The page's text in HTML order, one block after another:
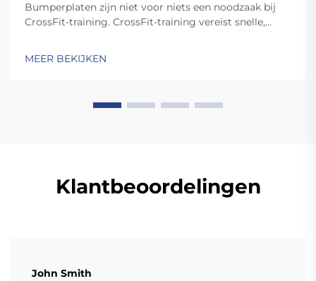
Bumperplaten zijn niet voor niets een noodzaak bij
CrossFit-training. CrossFit-training vereist snelle,
tot standaardplaten zijn hoogwaardige bumperplaten
MEER BEKIJKEN
Klantbeoordelingen
John Smith